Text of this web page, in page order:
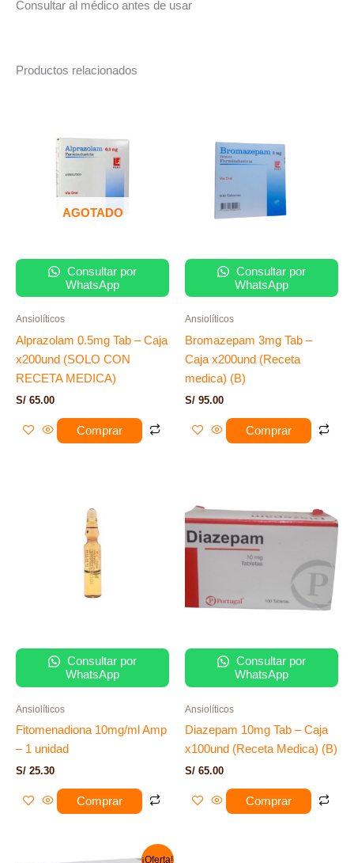
Consultar al médico antes de usar
Productos relacionados
AGOTADO
Consultar por
WhatsApp
Ansiolíticos
Alprazolam 0.5mg Tab – Caja
x200und (SOLO CON
RECETA MEDICA)
S/ 65.00
Comprar
Consultar por
WhatsApp
Ansiolíticos
Bromazepam 3mg Tab –
Caja x200und (Receta
medica) (B)
S/ 95.00
Comprar
Consultar por
WhatsApp
Ansiolíticos
Fitomenadiona 10mg/ml Amp
– 1 unidad
S/ 25.30
Comprar
Consultar por
WhatsApp
Ansiolíticos
Diazepam 10mg Tab – Caja
x100und (Receta Medica) (B)
S/ 65.00
Comprar
¡Oferta!